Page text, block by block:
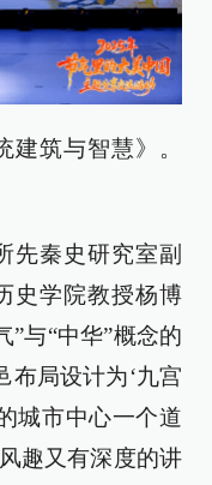
筑与智慧》。
先秦史研究室副
史学院教授杨博
”与“中华”概念的
布局设计为‘九宫
城市中心一个道
趣又有深度的讲